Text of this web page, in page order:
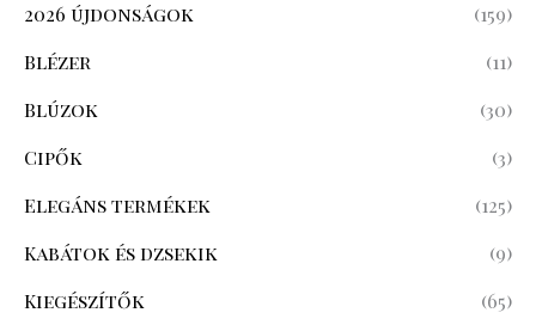
2026 újdonságok
(159)
Blézer
(11)
Blúzok
(30)
Cipők
(3)
Elegáns termékek
(125)
Kabátok és dzsekik
(9)
Kiegészítők
(65)